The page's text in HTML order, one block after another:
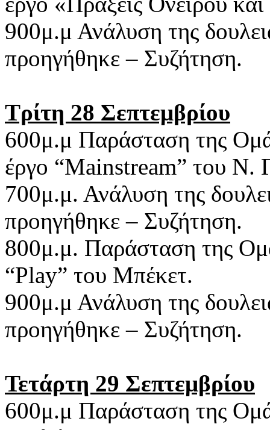
900μ.μ Ανάλυση της
προηγήθηκε – Συζήτηση.
Τρίτη 28 Σεπτεμβρίου
600μ.μ Παράσταση της
έργο “Mainstream” του Ν.
700μ.μ. Ανάλυση της
προηγήθηκε – Συζήτηση.
800μ.μ. Παράσταση της
“Play” του Μπέκετ.
900μ.μ Ανάλυση της
προηγήθηκε – Συζήτηση.
Τετάρτη 29 Σεπτεμβρίου
600μ.μ Παράσταση της